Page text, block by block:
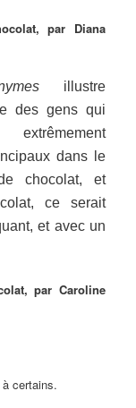
par Diana
illustre
des gens qui
dans le
chocolat, et
ce serait
et avec un
par Caroline
certains.